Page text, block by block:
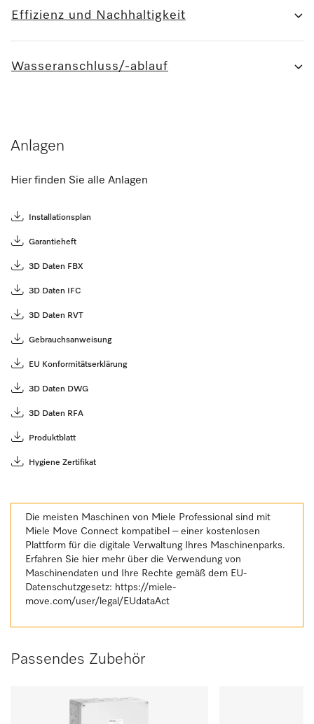
Effizienz und Nachhaltigkeit
Wasseranschluss/-ablauf
Anlagen
Hier finden Sie alle Anlagen
Installationsplan
Garantieheft
3D Daten FBX
3D Daten IFC
3D Daten RVT
Gebrauchsanweisung
EU Konformitätserklärung
3D Daten DWG
3D Daten RFA
Produktblatt
Hygiene Zertifikat
Die meisten Maschinen von Miele Professional sind mit
Miele Move Connect kompatibel – einer kostenlosen
Plattform für die digitale Verwaltung Ihres Maschinenparks.
Erfahren Sie hier mehr über die Verwendung von
Maschinendaten und Ihre Rechte gemäß dem EU-
Datenschutzgesetz: https://miele-
move.com/user/legal/EUdataAct
Passendes Zubehör